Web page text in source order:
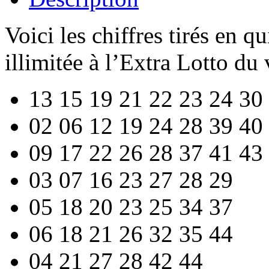
Voici les chiffres tirés en
illimitée à l’Extra Lotto du
13 15 19 21 22 23 24
02 06 12 19 24 28 39 40
09 17 22 26 28 37 41 43
03 07 16 23 27 28 29
05 18 20 23 25 34 37
06 18 21 26 32 35 44
04 21 27 28 42 44